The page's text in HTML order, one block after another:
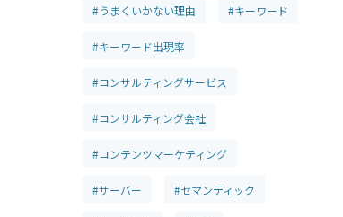
#うまくいかない理由 #キーワード
#キーワード出現率
#コンサルティングサービス
#コンサルティング会社
#コンテンツマーケティング
#サーバー #セマンティック